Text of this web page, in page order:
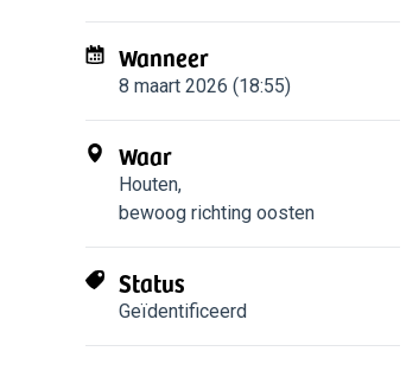
Wanneer
8 maart 2026 (18:55)
Waar
Houten,
bewoog richting oosten
Status
Geïdentificeerd